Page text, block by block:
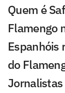
Quem é
Flamengo
Espanhóis
do